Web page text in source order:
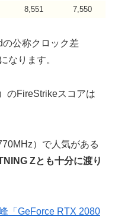
8,551 7,550
公称クロック差
なります。
のFireStrikeスコアは
）で人気がある
Zとも十分に渡り
「GeForce RTX 2080